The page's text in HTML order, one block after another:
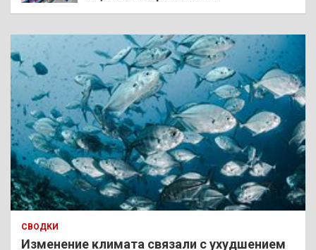
СВОДКИ
Изменение климата связали с ухудшением